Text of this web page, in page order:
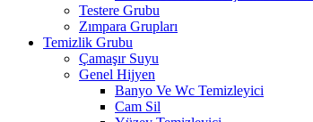
Testere Grubu
Zımpara Grupları
Temizlik Grubu
Çamaşır Suyu
Genel Hijyen
Banyo Ve Wc Temizleyici
Cam Sil